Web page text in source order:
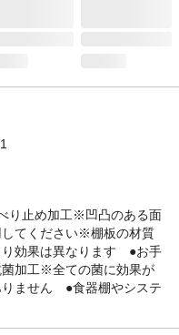
り止め加工※凹凸のある面
してください※棚板の材質
り効果は異なります ●お手
菌加工※全ての菌に効果が
りません ●食器棚やシステ